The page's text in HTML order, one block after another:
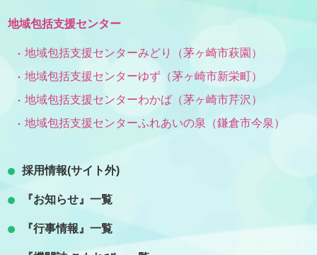
地域包括支援センター
地域包括支援センターみどり（茅ヶ崎市萩園）
地域包括支援センターゆず（茅ヶ崎市新栄町）
地域包括支援センターわかば（茅ヶ崎市芹沢）
地域包括支援センターふれあいの泉（鎌倉市今泉）
採用情報(サイト外)
『お知らせ』一覧
『行事情報』一覧